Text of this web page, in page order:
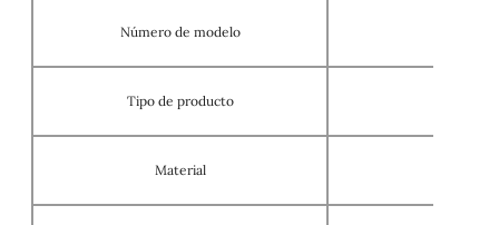
Número de modelo
Tipo de producto
Material